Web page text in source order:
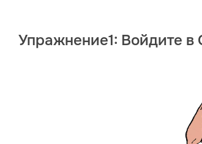
Упражнение1: Войдите в